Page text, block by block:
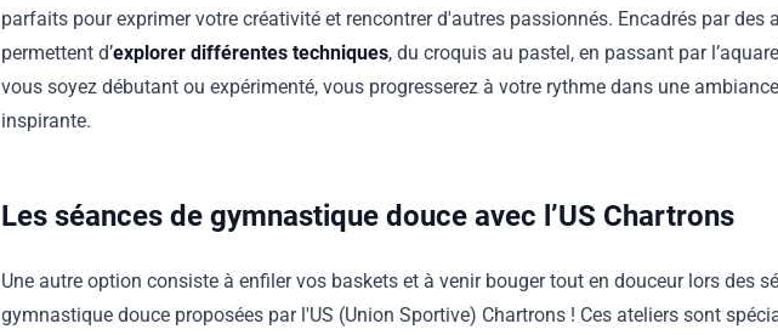
parfaits pour exprimer votre créativité et rencontrer d'autres passionnés. Encadrés par des
permettent d’explorer différentes techniques, du croquis au pastel, en passant par
vous soyez débutant ou expérimenté, vous progresserez à votre rythme dans une
inspirante.
Les séances de gymnastique douce avec l’US Chartrons
Une autre option consiste à enfiler vos baskets et à venir bouger tout en douceur lors des
gymnastique douce proposées par l'US (Union Sportive) Chartrons ! Ces ateliers sont